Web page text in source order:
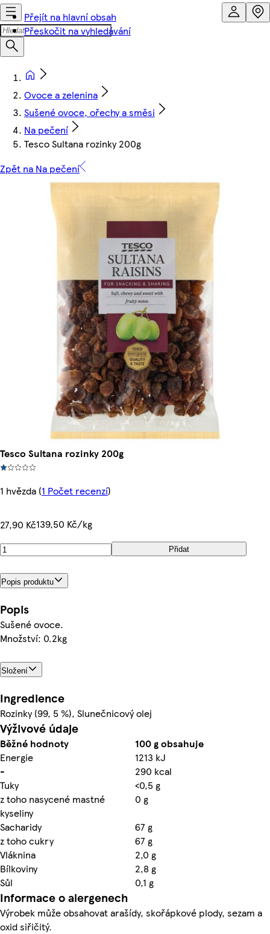
Přejít na hlavní obsah
Přeskočit na vyhledávání
Ovoce a zelenina
Sušené ovoce, ořechy a směsi
Na pečení
Tesco Sultana rozinky 200g
Zpět na Na pečení
Tesco Sultana rozinky 200g
1 hvězda (1 Počet recenzí)
27,90 Kč139,50 Kč/kg
Přidat
Popis produktu
Popis
Sušené ovoce.
Množství: 0.2kg
Složení
Ingredience
Rozinky (99, 5 %), Slunečnicový olej
Výživové údaje
Běžné hodnoty
100 g obsahuje
Energie
1213 kJ
-
290 kcal
Tuky
<0,5 g
z toho nasycené mastné
kyseliny
0 g
Sacharidy
67 g
z toho cukry
67 g
Vláknina
2,0 g
Bílkoviny
2,8 g
Sůl
0,1 g
Informace o alergenech
Výrobek může obsahovat arašídy, skořápkové plody, sezam a
oxid siřičitý.